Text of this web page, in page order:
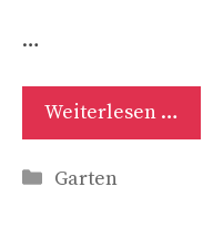
…
Weiterlesen …
Kategorien
Garten